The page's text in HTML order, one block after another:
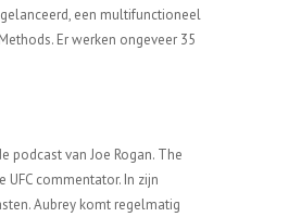
een multifunctioneel
Er werken ongeveer 35
podcast van Joe Rogan. The
UFC commentator. In zijn
Aubrey komt regelmatig